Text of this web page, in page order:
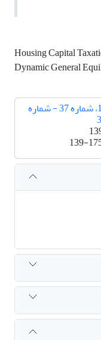
Housing Capital
Dynamic General
دوره 10، شماره 37 - شماره
139-